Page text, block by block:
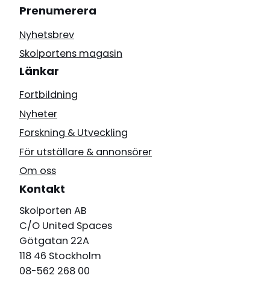
Prenumerera
Nyhetsbrev
Skolportens magasin
Länkar
Fortbildning
Nyheter
Forskning & Utveckling
För utställare & annonsörer
Om oss
Kontakt
Skolporten AB
C/O United Spaces
Götgatan 22A
118 46 Stockholm
08-562 268 00